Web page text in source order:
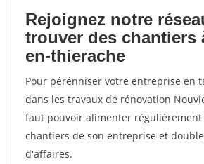
Rejoignez notre
trouver des chantiers
en-thierache
Pour pérénniser votre entreprise en
dans les travaux de rénovation
faut pouvoir alimenter
chantiers de son entreprise et
d'affaires.